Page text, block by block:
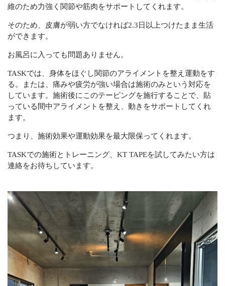
Webでの受付
お問い合わせフォーム
080-5276-4309
不定休
維のため力強く関節や筋肉をサポートしてくれます。
そのため、皮膚が弱い方でなければ2.3日以上つけたまま生活
ができます。
お風呂に入っても問題ありません。
TASKでは、身体をほぐし関節のアライメントを整え運動をす
る。または、痛みや疲労が強い場合は施術のみという対応を
しています。施術後にこのテーピングを施行することで、貼
っている間中アライメントを整え、動きをサポートしてくれ
ます。
つまり、施術効果や運動効果を最大限保ってくれます。
TASKでの施術とトレーニング、KT TAPEを試してみたい方は
連絡をお待ちしています。